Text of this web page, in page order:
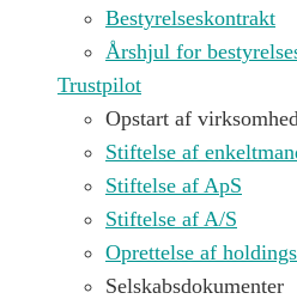
Bestyrelseskontrakt
Årshjul for
Trustpilot
Opstart af
Stiftelse af
Stiftelse af ApS
Stiftelse af A/S
Oprettelse af
Selskabsdokumenter